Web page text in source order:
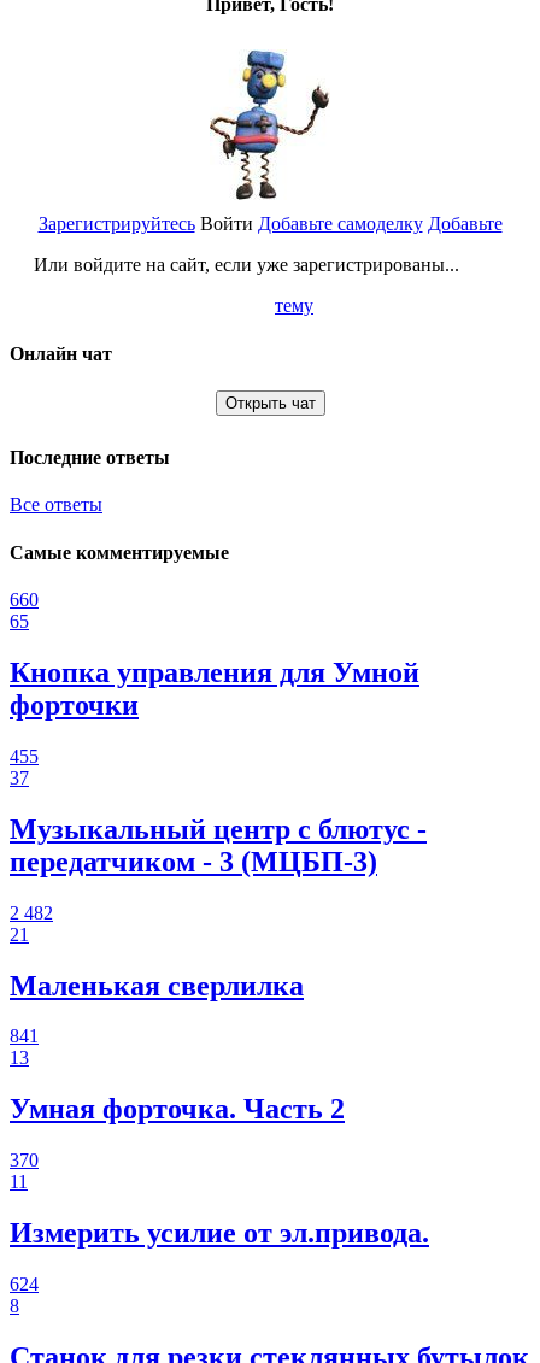
Привет, Гость!
Зарегистрируйтесь
Или войдите на сайт, если уже зарегистрированы...
Войти Добавьте самоделку Добавьте
тему
Онлайн чат
Открыть чат
Последние ответы
Все ответы
Самые комментируемые
660
65
Кнопка управления для Умной
форточки
455
37
Музыкальный центр с блютус -
передатчиком - 3 (МЦБП-3)
2 482
21
Маленькая сверлилка
841
13
Умная форточка. Часть 2
370
11
Измерить усилие от эл.привода.
624
8